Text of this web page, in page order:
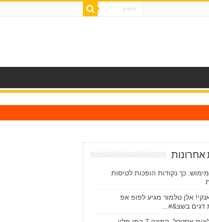
כך נקודות הופכות לטיסות
אלן טלמור מגיע לפופ אפ
דגים בשצ&#…